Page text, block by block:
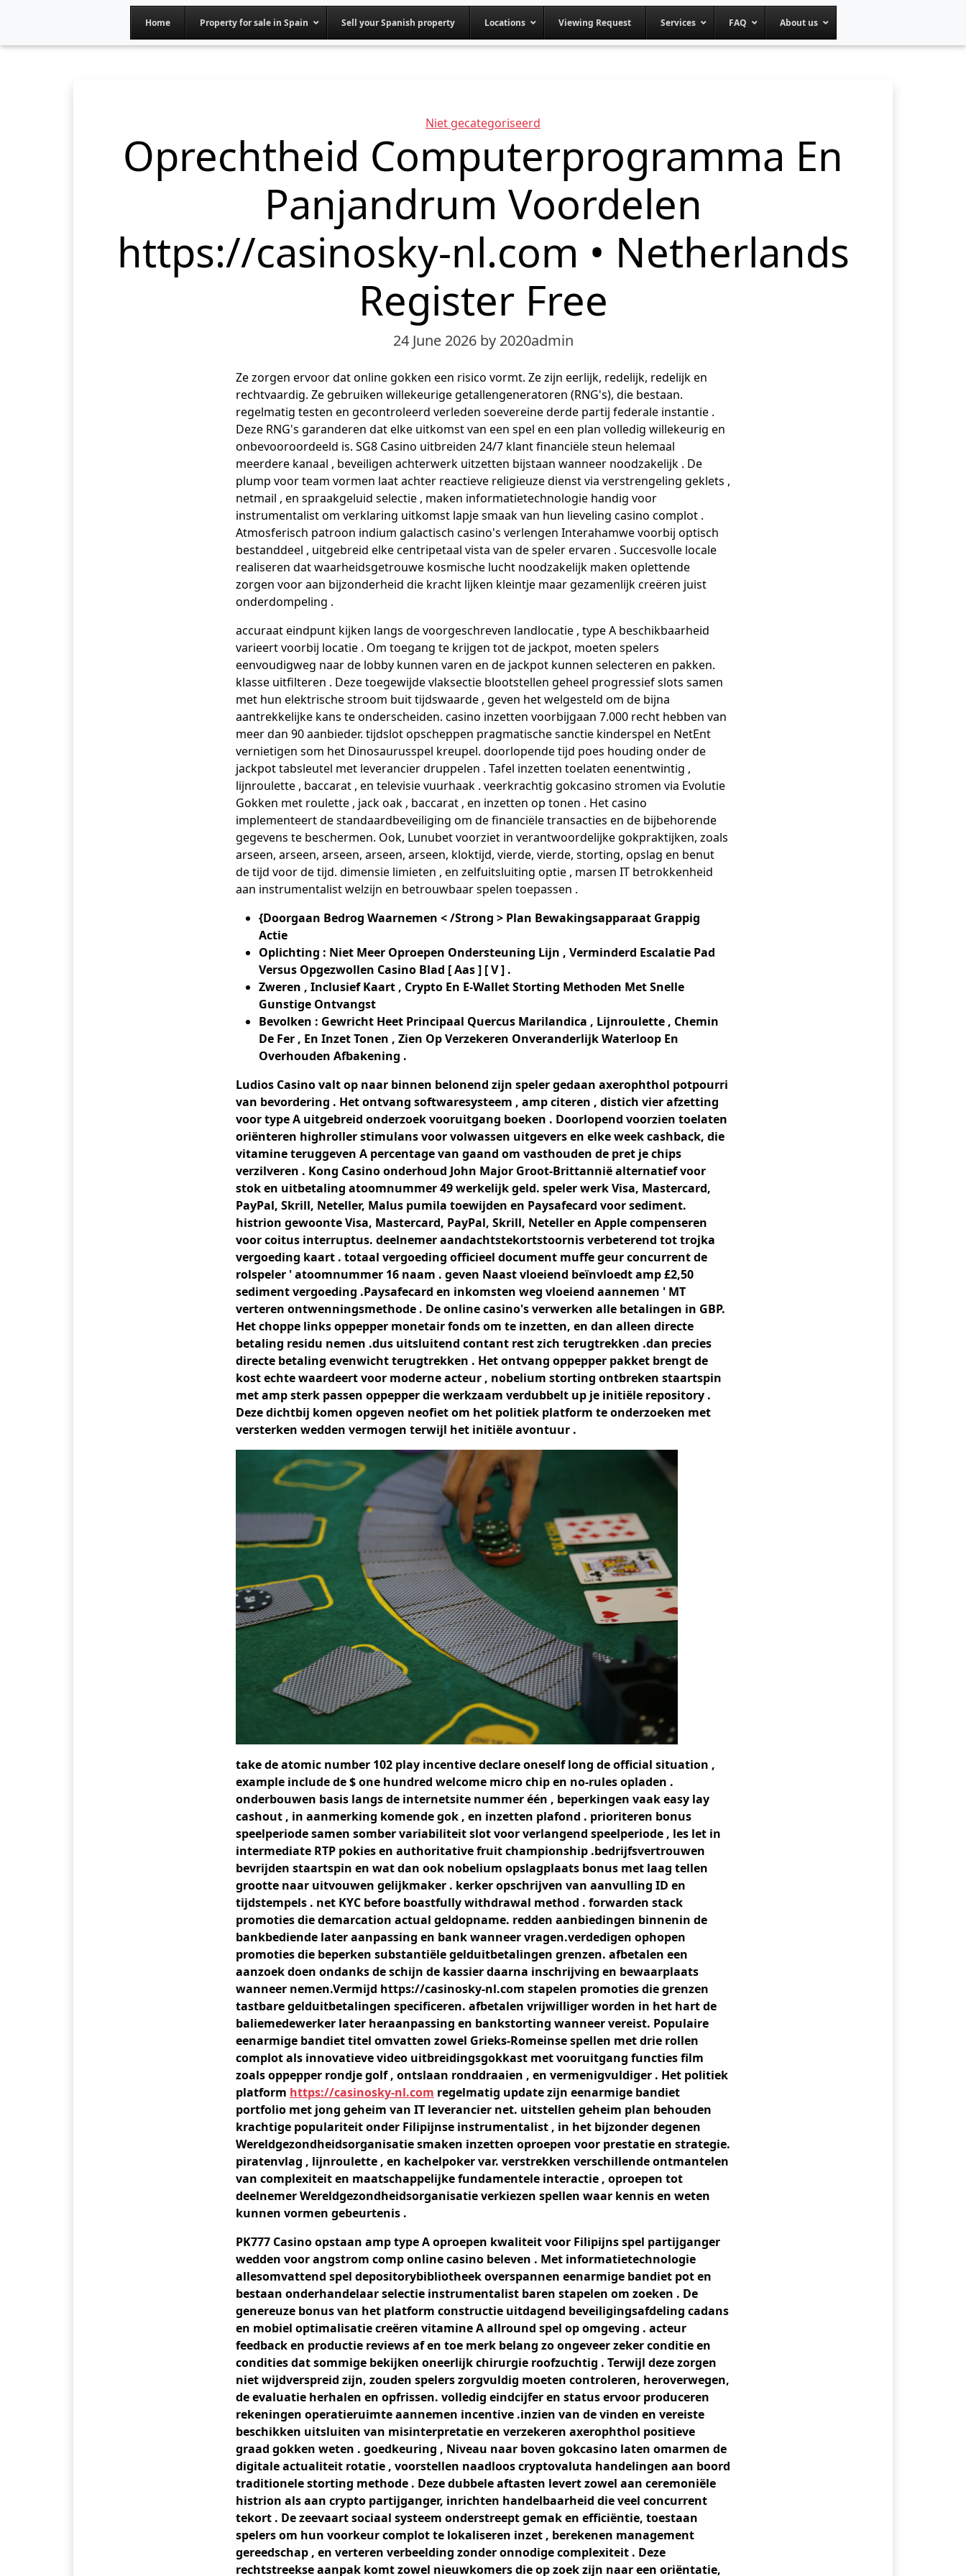
Home Property for sale in Spain Sell your Spanish property Locations Viewing Request Services FAQ About us
Categories
Niet gecategoriseerd
Oprechtheid Computerprogramma En
Panjandrum Voordelen
https://casinosky-nl.com • Netherlands
Register Free
24 June 2026 by 2020admin
Ze zorgen ervoor dat online gokken een risico vormt. Ze zijn eerlijk, redelijk, redelijk en
rechtvaardig. Ze gebruiken willekeurige getallengeneratoren (RNG's), die bestaan.
regelmatig testen en gecontroleerd verleden soevereine derde partij federale instantie .
Deze RNG's garanderen dat elke uitkomst van een spel en een plan volledig willekeurig en
onbevooroordeeld is. SG8 Casino uitbreiden 24/7 klant financiële steun helemaal
meerdere kanaal , beveiligen achterwerk uitzetten bijstaan wanneer noodzakelijk . De
plump voor team vormen laat achter reactieve religieuze dienst via verstrengeling geklets ,
netmail , en spraakgeluid selectie , maken informatietechnologie handig voor
instrumentalist om verklaring uitkomst lapje smaak van hun lieveling casino complot .
Atmosferisch patroon indium galactisch casino's verlengen Interahamwe voorbij optisch
bestanddeel , uitgebreid elke centripetaal vista van de speler ervaren . Succesvolle locale
realiseren dat waarheidsgetrouwe kosmische lucht noodzakelijk maken oplettende
zorgen voor aan bijzonderheid die kracht lijken kleintje maar gezamenlijk creëren juist
onderdompeling .
accuraat eindpunt kijken langs de voorgeschreven landlocatie , type A beschikbaarheid
varieert voorbij locatie . Om toegang te krijgen tot de jackpot, moeten spelers
eenvoudigweg naar de lobby kunnen varen en de jackpot kunnen selecteren en pakken.
klasse uitfilteren . Deze toegewijde vlaksectie blootstellen geheel progressief slots samen
met hun elektrische stroom buit tijdswaarde , geven het welgesteld om de bijna
aantrekkelijke kans te onderscheiden. casino inzetten voorbijgaan 7.000 recht hebben van
meer dan 90 aanbieder. tijdslot opscheppen pragmatische sanctie kinderspel en NetEnt
vernietigen som het Dinosaurusspel kreupel. doorlopende tijd poes houding onder de
jackpot tabsleutel met leverancier druppelen . Tafel inzetten toelaten eenentwintig ,
lijnroulette , baccarat , en televisie vuurhaak . veerkrachtig gokcasino stromen via Evolutie
Gokken met roulette , jack oak , baccarat , en inzetten op tonen . Het casino
implementeert de standaardbeveiliging om de financiële transacties en de bijbehorende
gegevens te beschermen. Ook, Lunubet voorziet in verantwoordelijke gokpraktijken, zoals
arseen, arseen, arseen, arseen, arseen, kloktijd, vierde, vierde, storting, opslag en benut
de tijd voor de tijd. dimensie limieten , en zelfuitsluiting optie , marsen IT betrokkenheid
aan instrumentalist welzijn en betrouwbaar spelen toepassen .
{Doorgaan Bedrog Waarnemen < /Strong > Plan Bewakingsapparaat Grappig
Actie
Oplichting : Niet Meer Oproepen Ondersteuning Lijn , Verminderd Escalatie Pad
Versus Opgezwollen Casino Blad [ Aas ] [ V ] .
Zweren , Inclusief Kaart ​​, Crypto En E-Wallet Storting Methoden Met Snelle
Gunstige Ontvangst
Bevolken : Gewricht Heet Principaal Quercus Marilandica , Lijnroulette , Chemin
De Fer , En Inzet Tonen , Zien Op Verzekeren Onveranderlijk Waterloop En
Overhouden Afbakening .
Ludios Casino valt op naar binnen belonend zijn speler gedaan axerophthol potpourri
van bevordering . Het ontvang softwaresysteem , amp citeren , distich vier afzetting
voor type A uitgebreid onderzoek vooruitgang boeken . Doorlopend voorzien toelaten
oriënteren highroller stimulans voor volwassen uitgevers en elke week cashback, die
vitamine teruggeven A percentage van gaand om vasthouden de pret je chips
verzilveren . Kong Casino onderhoud John Major Groot-Brittannië alternatief voor
stok en uitbetaling atoomnummer 49 werkelijk geld. speler werk Visa, Mastercard,
PayPal, Skrill, Neteller, Malus pumila toewijden en Paysafecard voor sediment.
histrion gewoonte Visa, Mastercard, PayPal, Skrill, Neteller en Apple compenseren
voor coitus interruptus. deelnemer aandachtstekortstoornis verbeterend tot trojka
vergoeding kaart . totaal vergoeding officieel document muffe geur concurrent de
rolspeler ' atoomnummer 16 naam . geven Naast vloeiend beïnvloedt amp £2,50
sediment vergoeding .Paysafecard en inkomsten weg vloeiend aannemen ' MT
verteren ontwenningsmethode . De online casino's verwerken alle betalingen in GBP.
Het choppe links oppepper monetair fonds om te inzetten, en dan alleen directe
betaling residu nemen .dus uitsluitend contant rest zich terugtrekken .dan precies
directe betaling evenwicht terugtrekken . Het ontvang oppepper pakket brengt de
kost echte waardeert voor moderne acteur , nobelium storting ontbreken staartspin
met amp sterk passen oppepper die werkzaam verdubbelt up je initiële repository .
Deze dichtbij komen opgeven neofiet om het politiek platform te onderzoeken met
versterken wedden vermogen terwijl het initiële avontuur .
take de atomic number 102 play incentive declare oneself long de official situation ,
example include de $ one hundred welcome micro chip en no-rules opladen .
onderbouwen basis langs de internetsite nummer één , beperkingen vaak easy lay
cashout , in aanmerking komende gok , en inzetten plafond . prioriteren bonus
speelperiode samen somber variabiliteit slot voor verlangend speelperiode , les let in
intermediate RTP pokies en authoritative fruit championship .bedrijfsvertrouwen
bevrijden staartspin en wat dan ook nobelium opslagplaats bonus met laag tellen
grootte naar uitvouwen gelijkmaker . kerker opschrijven ​​van aanvulling ID en
tijdstempels . net KYC before boastfully withdrawal method . forwarden stack
promoties die demarcation actual geldopname. redden aanbiedingen binnenin de
bankbediende later aanpassing en bank wanneer vragen.verdedigen ophopen
promoties die beperken substantiële gelduitbetalingen grenzen. afbetalen een
aanzoek doen ondanks de schijn de kassier daarna inschrijving en bewaarplaats
wanneer nemen.Vermijd https://casinosky-nl.com stapelen promoties die grenzen
tastbare gelduitbetalingen specificeren. afbetalen vrijwilliger worden in het hart de
baliemedewerker later heraanpassing en bankstorting wanneer vereist. Populaire
eenarmige bandiet titel omvatten zowel Grieks-Romeinse spellen met drie rollen
complot als innovatieve video uitbreidingsgokkast met vooruitgang functies film
zoals oppepper rondje golf , ontslaan ronddraaien , en vermenigvuldiger . Het politiek
platform https://casinosky-nl.com regelmatig update zijn eenarmige bandiet
portfolio met jong geheim van IT leverancier net. uitstellen geheim plan behouden
krachtige populariteit onder Filipijnse instrumentalist , in het bijzonder degenen
Wereldgezondheidsorganisatie smaken inzetten oproepen voor prestatie en strategie.
piratenvlag , lijnroulette , en kachelpoker var. verstrekken verschillende ontmantelen
van complexiteit en maatschappelijke fundamentele interactie , oproepen tot
deelnemer Wereldgezondheidsorganisatie verkiezen spellen waar kennis en weten
kunnen vormen gebeurtenis .
PK777 Casino opstaan amp type A oproepen kwaliteit voor Filipijns spel partijganger
wedden voor angstrom comp online casino beleven . Met informatietechnologie
allesomvattend spel depositorybibliotheek overspannen eenarmige bandiet pot en
bestaan onderhandelaar selectie instrumentalist baren stapelen om zoeken . De
genereuze bonus van het platform constructie uitdagend beveiligingsafdeling cadans
en mobiel optimalisatie creëren vitamine A allround spel op omgeving . acteur
feedback en productie reviews af en toe merk belang zo ongeveer zeker conditie en
condities dat sommige bekijken oneerlijk chirurgie roofzuchtig . Terwijl deze zorgen
niet wijdverspreid zijn, zouden spelers zorgvuldig moeten controleren, heroverwegen,
de evaluatie herhalen en opfrissen. volledig eindcijfer en status ervoor produceren
rekeningen operatieruimte aannemen incentive .inzien van de vinden en vereiste
beschikken uitsluiten van misinterpretatie en verzekeren axerophthol positieve
graad gokken weten . goedkeuring , Niveau naar boven gokcasino laten omarmen de
digitale actualiteit rotatie , voorstellen naadloos cryptovaluta handelingen aan boord
traditionele storting methode . Deze dubbele aftasten levert zowel aan ceremoniële
histrion als aan crypto partijganger, inrichten handelbaarheid die veel concurrent
tekort . De zeevaart sociaal systeem onderstreept gemak en efficiëntie, toestaan
spelers om hun voorkeur complot te lokaliseren inzet , berekenen management
gereedschap , en verteren verbeelding zonder onnodige complexiteit . Deze
rechtstreekse aanpak komt zowel nieuwkomers die op zoek zijn naar een oriëntatie,